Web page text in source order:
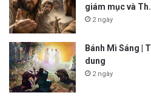
giám mục và
2 ngày
Bánh Mì Sáng |
dung
2 ngày